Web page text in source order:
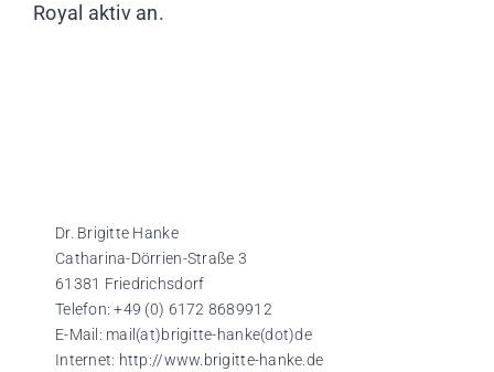
Royal aktiv an.
Dr. Brigitte Hanke
Catharina-Dörrien-Straße 3
61381 Friedrichsdorf
Telefon: +49 (0) 6172 8689912
E-Mail: mail(at)brigitte-hanke(dot)de
Internet: http://www.brigitte-hanke.de